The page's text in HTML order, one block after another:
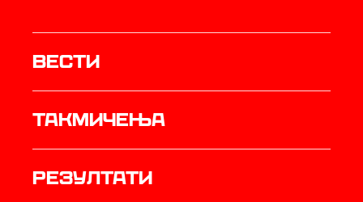
Вести
Такмичења
резултати